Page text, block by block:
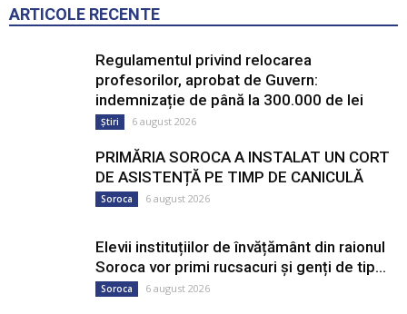
ARTICOLE RECENTE
Regulamentul privind relocarea
profesorilor, aprobat de Guvern:
indemnizație de până la 300.000 de lei
Știri 6 august 2026
PRIMĂRIA SOROCA A INSTALAT UN CORT
DE ASISTENȚĂ PE TIMP DE CANICULĂ
Soroca 6 august 2026
Elevii instituțiilor de învățământ din raionul
Soroca vor primi rucsacuri și genți de tip...
Soroca 6 august 2026